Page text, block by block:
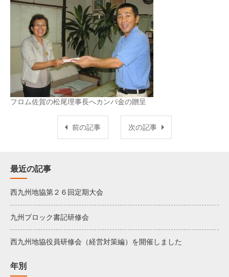
フロム佐賀の松尾理事長へカンパ金の贈呈
前の記事 次の記事
最近の記事
西九州地協第２６回定期大会
九州ブロック書記研修会
西九州地協役員研修会（経営対策編）を開催しました
年別